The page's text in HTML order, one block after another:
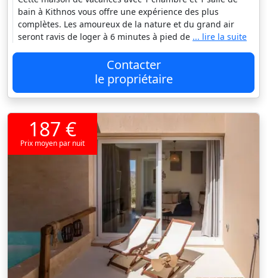
bain à Kithnos vous offre une expérience des plus
complètes. Les amoureux de la nature et du grand air
seront ravis de loger à 6 minutes à pied de ... lire la suite
Contacter
le propriétaire
187 €
Prix moyen par nuit